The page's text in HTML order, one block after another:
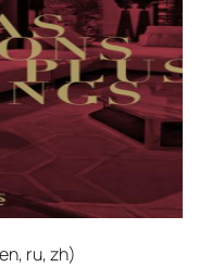
ru, zh)‎